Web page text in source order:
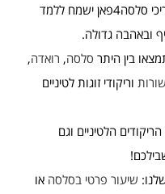
עם ניסיון של מעל 10 שנים, צוות מדריכי סלסה4פאן ישמח ללמד
ובאהבה גדולה.
בין היתר סלסה, רואדה,
וריקודי זוגות לטיניים
הלטיניים וגם
שיעור פרטי בסלסה או